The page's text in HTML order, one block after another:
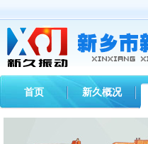
首页 新久概况